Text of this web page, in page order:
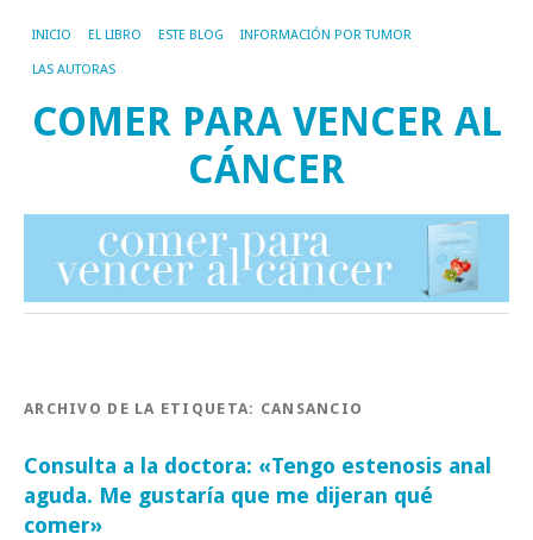
INICIO EL LIBRO ESTE BLOG INFORMACIÓN POR TUMOR
LAS AUTORAS
COMER PARA VENCER AL
CÁNCER
ARCHIVO DE LA ETIQUETA: CANSANCIO
Consulta a la doctora: «Tengo estenosis anal
aguda. Me gustaría que me dijeran qué
comer»